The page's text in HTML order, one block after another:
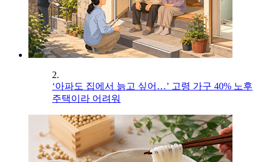
2.
‘아파도 집에서 늙고 싶어…’ 고령 가구 40% 노후
주택이라 어려워